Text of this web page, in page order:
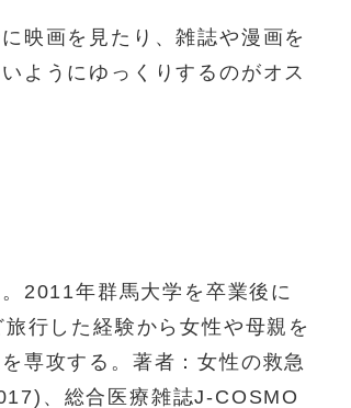
映画を見たり、雑誌や漫画を
ようにゆっくりするのがオス
2011年群馬大学を卒業後に
行した経験から女性や母親を
専攻する。著者：女性の救急
、総合医療雑誌J-COSMO